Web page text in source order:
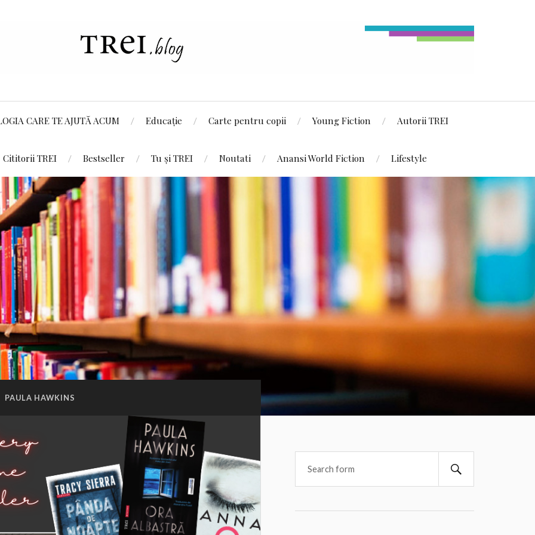
CARE TE AJUTĂ ACUM Educație Carte pentru copii Young Fiction Autorii TREI
Cititorii TREI Bestseller Tu și TREI Noutati Anansi World Fiction Lifestyle
PAULA HAWKINS